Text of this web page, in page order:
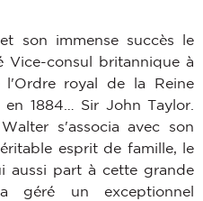
son immense succès le
Vice-consul britannique à
l'Ordre royal de la Reine
1884… Sir John Taylor.
s'associa avec son
esprit de famille, le
aussi part à cette grande
géré un exceptionnel